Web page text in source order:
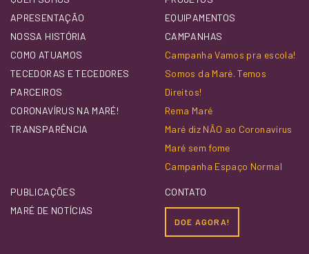
APRESENTAÇÃO
NOSSA HISTÓRIA
COMO ATUAMOS
TECEDORAS E TECEDORES
PARCEIROS
CORONAVÍRUS NA MARÉ!
TRANSPARÊNCIA
EQUIPAMENTOS
CAMPANHAS
Campanha Vamos pra escola!
Somos da Maré. Temos
Direitos!
Rema Maré
Maré diz NÃO ao Coronavírus
Maré sem fome
Campanha Espaço Normal
PUBLICAÇÕES
MARÉ DE NOTÍCIAS
CONTATO
DOE AGORA!